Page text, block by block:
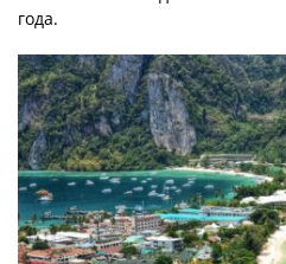
года.